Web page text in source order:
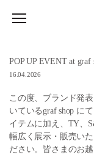
POP UP EVENT at graf
16.04.2026
この度、ブランド発
いているgraf shop に
イテムに加え、TY、
幅広く展示・販売い
ださい。皆さまのお